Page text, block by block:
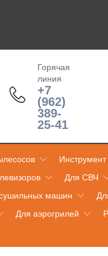
Горячая
линия
+7
(962)
389-
25-41
Для СВЧ
машин
Для аэрогрилей